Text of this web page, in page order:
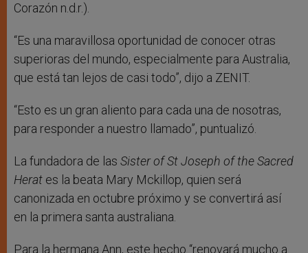
Corazón n.d.r.).
“Es una maravillosa oportunidad de conocer otras
superioras del mundo, especialmente para Australia,
que está tan lejos de casi todo”, dijo a ZENIT.
“Esto es un gran aliento para cada una de nosotras,
para responder a nuestro llamado”, puntualizó.
La fundadora de las Sister of St Joseph of the Sacred
Herat es la beata Mary Mckillop, quien será
canonizada en octubre próximo y se convertirá así
en la primera santa australiana.
Para la hermana Ann, este hecho “renovará mucho a